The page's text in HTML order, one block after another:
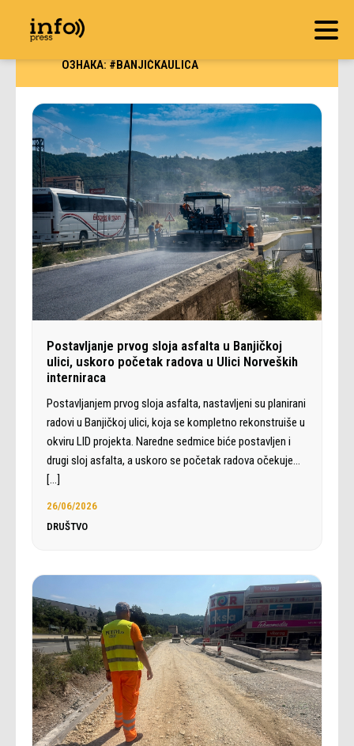
ОЗНАКА:#BANJIČKAULICA
Postavljanje prvog sloja asfalta u Banjičkoj
ulici, uskoro početak radova u Ulici Norveških
interniraca
Postavljanjem prvog sloja asfalta, nastavljeni su planirani
radovi u Banjičkoj ulici, koja se kompletno rekonstruiše u
okviru LID projekta. Naredne sedmice biće postavljen i
drugi sloj asfalta, a uskoro se početak radova očekuje…
[…]
26/06/2026
DRUŠTVO